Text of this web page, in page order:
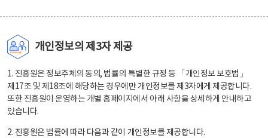
개인정보의 제3자 제공
1. 진흥원은 정보주체의 동의, 법률의 특별한 규정 등 「개인정보 보호법」
제17조 및 제18조에 해당하는 경우에만 개인정보를 제3자에게 제공합니다.
또한 진흥원이 운영하는 개별 홈페이지에서 아래 사항을 상세하게 안내하고
있습니다.
2. 진흥원은 법률에 따라 다음과 같이 개인정보를 제공합니다.